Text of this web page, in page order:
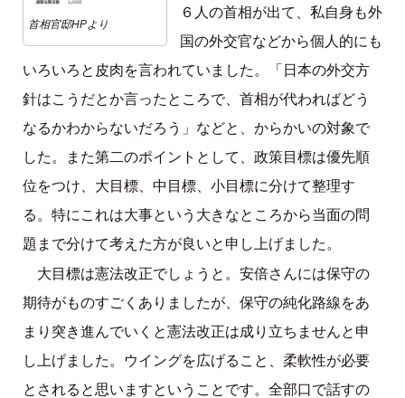
首相官邸HPより
６人の首相が出て、私自身も外
国の外交官などから個人的にも
いろいろと皮肉を言われていました。「日本の外交方
針はこうだとか言ったところで、首相が代わればどう
なるかわからないだろう」などと、からかいの対象で
した。また第二のポイントとして、政策目標は優先順
位をつけ、大目標、中目標、小目標に分けて整理す
る。特にこれは大事という大きなところから当面の問
題まで分けて考えた方が良いと申し上げました。
大目標は憲法改正でしょうと。安倍さんには保守の
期待がものすごくありましたが、保守の純化路線をあ
まり突き進んでいくと憲法改正は成り立ちませんと申
し上げました。ウイングを広げること、柔軟性が必要
とされると思いますということです。全部口で話すの